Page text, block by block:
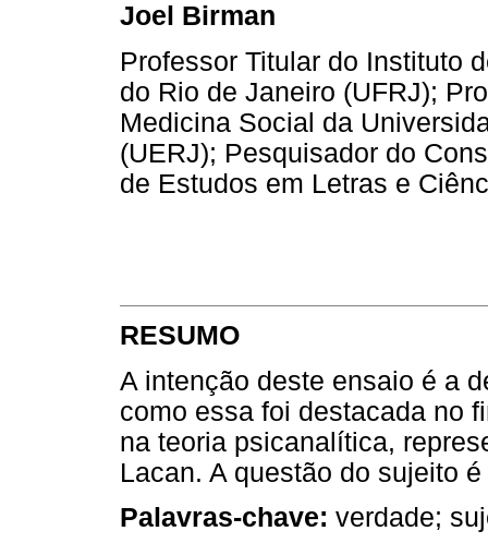
Joel Birman
Professor Titular do Instituto
do Rio de Janeiro (UFRJ);
Medicina Social da
(UERJ); Pesquisador do
de Estudos em Letras e
RESUMO
A intenção deste ensaio é a
como essa foi destacada no
na teoria psicanalítica,
Lacan. A questão do sujeito
Palavras-chave: verdade;